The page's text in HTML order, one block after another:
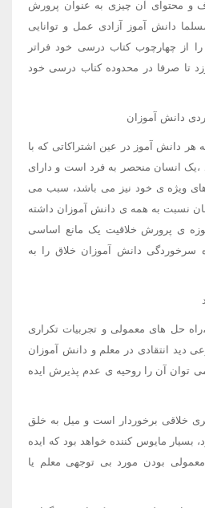
و محتوای آن چیزی به عنوان پرورش
دانش آموز آزادی عمل و توانایی
از چهارچوب کتاب درسی خود فراتر
تا صرفا در محدوده کتاب درسی خود
هر دانش آموز در عین اشتراکاتی که با
،یک انسان منحصر به فرد است و دارای
ویژه ی خود نیز می باشد، سبب می
نسبت به همه ی دانش آموزان داشته
ی پرورش خلاقیت یک مانع اساسی
دانش آموزان خلاق را به
حل های معمولی و تجربیات تکراری
دید انتقادی در معلم و دانش آموزان
توان آن را روحیه ی عدم پذیرش ایده
خلاقی برخوردار است و میل به خلق
بسیار مایوس کننده خواهد بود که ایده
بودن مورد بی توجهی معلم یا